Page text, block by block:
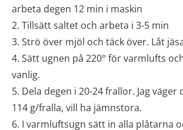
arbeta degen 12 min i maskin
2. Tillsätt saltet och arbeta i 3-5 min
3. Strö över mjöl och täck över. Låt
4. Sätt ugnen på 220° för varmlufts
vanlig.
5. Dela degen i 20-24 frallor. Jag väger
114 g/fralla, vill ha jämnstora.
6. I varmluftsugn sätt in alla plåtarna